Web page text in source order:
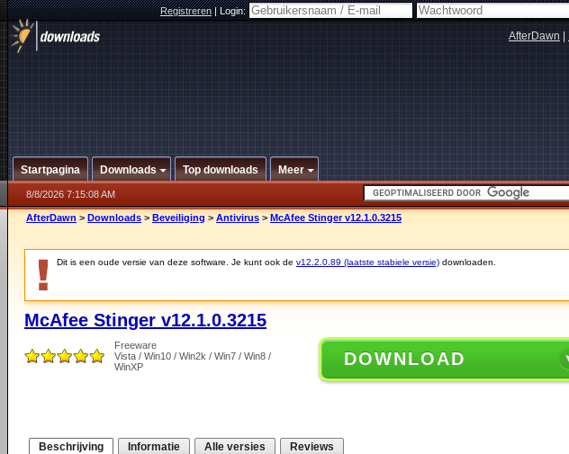
Registreren|Login:
AfterDawn
Startpagina Downloads Top downloads Meer
8/8/2026 7:15:08 AM
AfterDawn > Downloads > Beveiliging > Antivirus > McAfee Stinger v12.1.0.3215
Dit is een oude versie van deze software. Je kunt ook de v12.2.0.89 (laatste stabiele versie) downloaden.
McAfee Stinger v12.1.0.3215
Freeware
Vista / Win10 / Win2k / Win7 / Win8 /
WinXP
DOWNLOAD
Beschrijving Informatie Alle versies Reviews